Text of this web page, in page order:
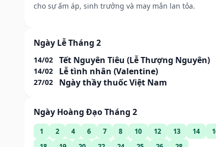
cho sự ấm áp, sinh trưởng và may mắn lan tỏa.
Ngày Lễ Tháng 2
14/02 Tết Nguyên Tiêu (Lễ Thượng Nguyên)
14/02 Lễ tình nhân (Valentine)
27/02 Ngày thầy thuốc Việt Nam
Ngày Hoàng Đạo Tháng 2
1 2 4 6 7 8 10 12 13 14